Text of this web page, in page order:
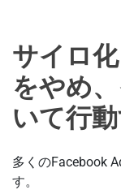
サイロ
をやめ
いて行
多くのFacebook
す。